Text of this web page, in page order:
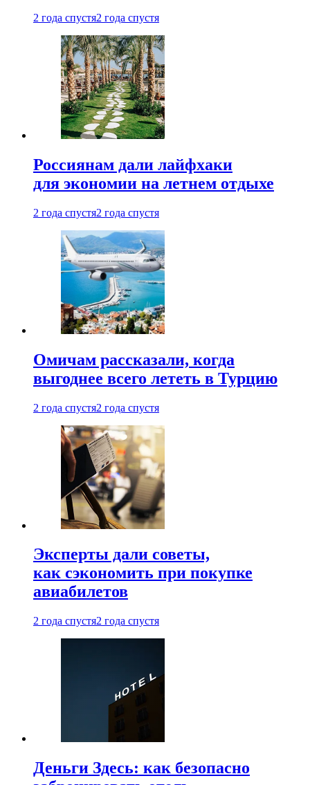
2 года спустя2 года спустя
Россиянам дали лайфхаки
для экономии на летнем отдыхе
2 года спустя2 года спустя
Омичам рассказали, когда
выгоднее всего лететь в Турцию
2 года спустя2 года спустя
Эксперты дали советы,
как сэкономить при покупке
авиабилетов
2 года спустя2 года спустя
Деньги Здесь: как безопасно